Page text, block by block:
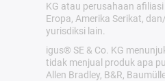
KG atau perusahaan
Eropa, Amerika Serikat,
yurisdiksi lain.
igus® SE & Co. KG
tidak menjual produk apa
Allen Bradley, B&R,